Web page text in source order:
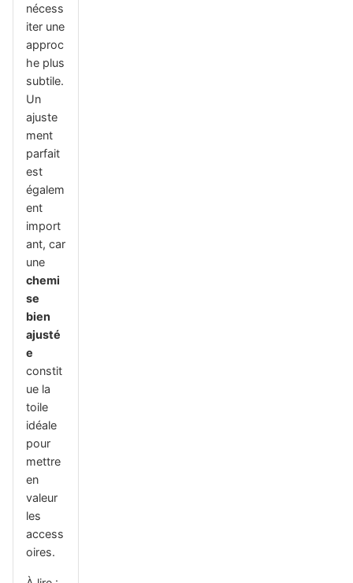
nécess
iter une
approc
he plus
subtile.
Un
ajuste
ment
parfait
est
égalem
ent
import
ant, car
une
chemi
se
bien
ajusté
e
constit
ue la
toile
idéale
pour
mettre
en
valeur
les
access
oires.